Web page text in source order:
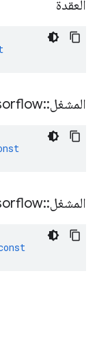
العقدة
المشغل::
المشغل::